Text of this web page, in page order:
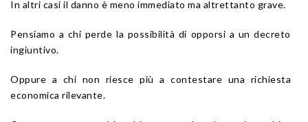
In altri casi il danno è meno immediato ma altrettanto grave.
Pensiamo a chi perde la possibilità di opporsi a un decreto
ingiuntivo.
Oppure a chi non riesce più a contestare una richiesta
economica rilevante.